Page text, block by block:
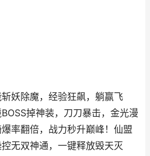
妖除魔，经验狂飙，躺赢飞
掉神装，刀刀暴击，金光漫
率翻倍，战力秒升巅峰！仙盟
无双神通，一键释放毁天灭